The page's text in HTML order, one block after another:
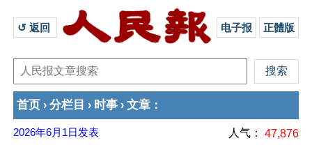
↺ 返回 电子报 正體版
首页 › 分栏目 › 时事 › 文章 ：
2026年6月1日 发表 人气： 47,876